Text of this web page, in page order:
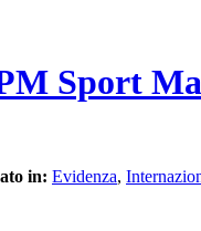
Sport
in: Evidenza,